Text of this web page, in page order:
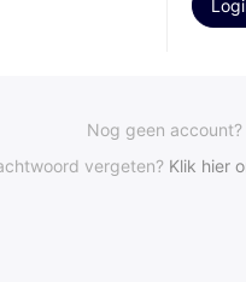
Nog geen account?
vergeten? Klik hier